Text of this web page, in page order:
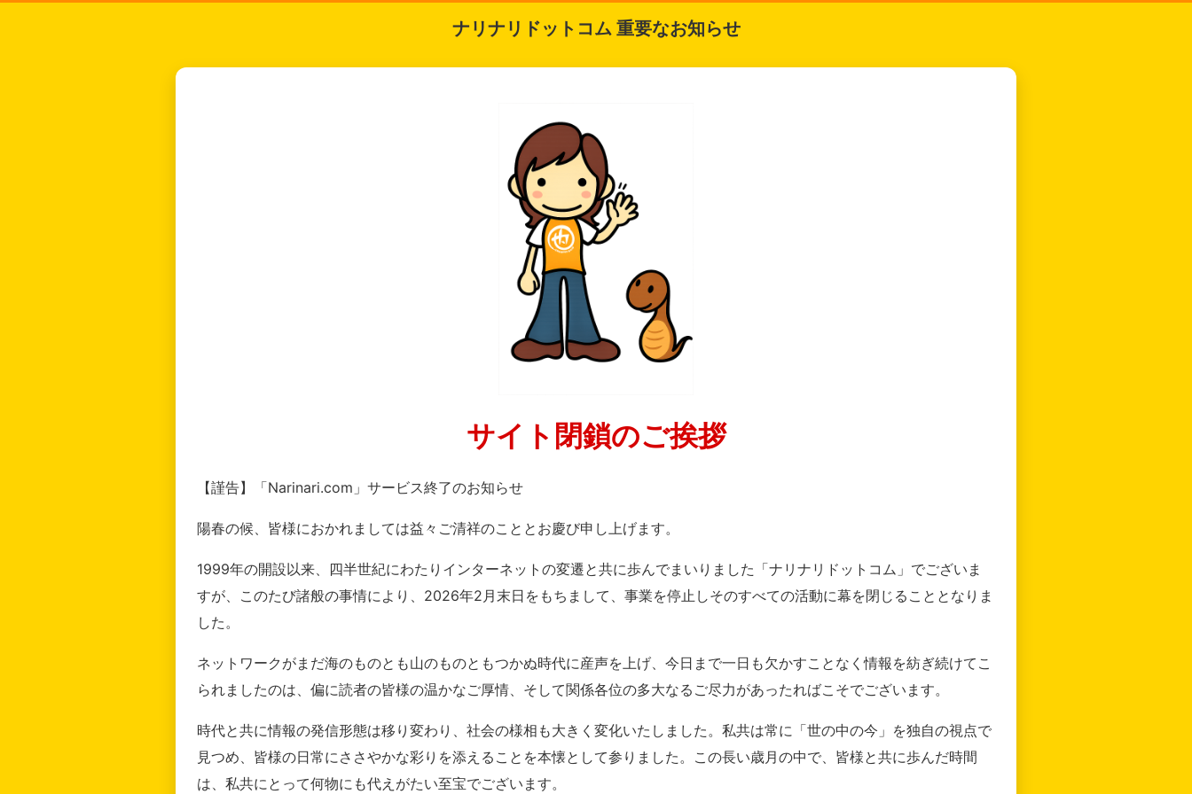
ナリナリドットコム 重要なお知らせ
サイト閉鎖のご挨拶
【謹告】「Narinari.com」サービス終了のお知らせ
陽春の候、皆様におかれましては益々ご清祥のこととお慶び申し上げます。
1999年の開設以来、四半世紀にわたりインターネットの変遷と共に歩んでまいりました「ナリナリドットコム」でございま
すが、このたび諸般の事情により、2026年2月末日をもちまして、事業を停止しそのすべての活動に幕を閉じることとなりま
した。
ネットワークがまだ海のものとも山のものともつかぬ時代に産声を上げ、今日まで一日も欠かすことなく情報を紡ぎ続けてこ
られましたのは、偏に読者の皆様の温かなご厚情、そして関係各位の多大なるご尽力があったればこそでございます。
時代と共に情報の発信形態は移り変わり、社会の様相も大きく変化いたしました。私共は常に「世の中の今」を独自の視点で
見つめ、皆様の日常にささやかな彩りを添えることを本懐として参りました。この長い歳月の中で、皆様と共に歩んだ時間
は、私共にとって何物にも代えがたい至宝でございます。